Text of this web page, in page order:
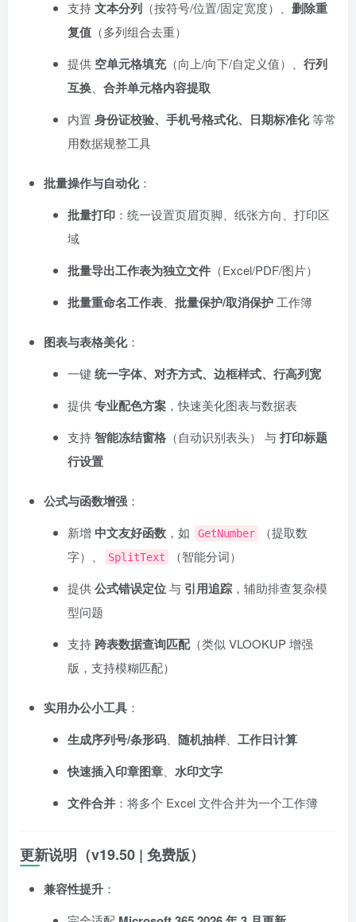
支持文本分列 （按符号/位置/固定宽度）、 删除重
复值 （多列组合去重）
提供 空单元格填充（向上/向下/自定义值）、 行列
互换、 合并单元格内容提取
内置 身份证校验、手机号格式化、日期标准化等常
用数据规整工具
批量操作与自动化：
批量打印 ：统一设置页眉页脚、纸张方向、打印区
域
批量导出工作表为独立文件 （Excel/PDF/图片）
批量重命名工作表、 批量保护/取消保护工作簿
图表与表格美化：
一键统一字体、对齐方式、边框样式、行高列宽
提供专业配色方案 ，快速美化图表与数据表
支持智能冻结窗格 （自动识别表头） 与打印标题
行设置
公式与函数增强 ：
新增中文友好函数 ，如 GetNumber
（提取数
字）、
SplitText
（智能分词）
提供公式错误定位与 引用追踪 ，辅助排查复杂模
型问题
支持 跨表数据查询匹配（类似 VLOOKUP 增强
版，支持模糊匹配）
实用办公小工具 ：
生成序列号/条形码、 随机抽样、 工作日计算
快速插入印章图章、 水印文字
文件合并 ：将多个 Excel 文件合并为一个工作簿
更新说明（v19.50 | 免费版）
兼容性提升 ：